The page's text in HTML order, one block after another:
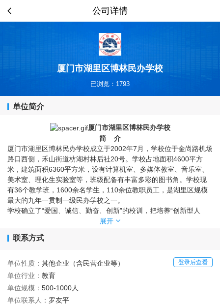
公司详情
厦门市湖里区博林民办学校
已浏览：1793
单位简介
厦门市湖里区博林民办学校
简 介
厦门市湖里区博林民办学校成立于2002年7月，学校位于金尚路机场
路口西侧，禾山街道枋湖村林后社20号。学校占地面积4600平方
米，建筑面积6360平方米，设有计算机室、多媒体教室、音乐室、
美术室、理化生实验室等，班级配备有丰富多彩的图书角。学校现
有36个教学班，1600余名学生，110余位教职员工，是湖里区规模
最大的九年一贯制一级民办学校之一。
学校确立了“爱国、诚信、勤奋、创新”的校训，把培养“创新型人
才”、“内强素质、外塑形象、争创名校”作为学校发展的特色，努力
把“办人民满意的学校”作为持之以恒的目标。
门市湖里区教育局评为一级民办学校。2021年8月，湖里区教育局委
托厦门三中对博林学校进行托管，并任命林志坚同志为厦门市湖里
区博林民办学校总校长。博林学校先后与厦门三中、安兜小学、厦
门市民盟等签订了托管、教学、帮扶等协议。依托厦门三中的管理
优势，借助厦门三中、安兜小学等公办中小学的优秀管理经验，博
展开
联系方式
登录后查看
单位性质： 其他企业（含民营企业等）
单位行业： 教育
单位规模： 500-1000人
单位联系人： 罗友平